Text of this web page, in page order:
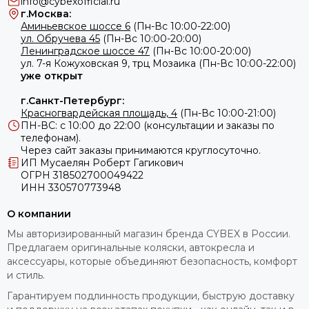
Canary Yellow - желтый
Outback Green - зеленый
Porcelaine White - белый
Twilight Blue - синий
Infinity Black - черный
Storm Grey - серый
Главная уникальность системы Cybex Lemo вместе с
модулем Baby Set заключается в концепции 3-в-1, которая
охватывает все этапы взросления ребенка. Эта философия
делает покупку стульчика долгосрочной инвестицией.
Возможности использования
мес.). Вместе с дополнительным шезлонгом стул
превращается в уютное кресло-качалку. Вы можете
находиться рядом с малышом на кухне, пока готовите,
держа его в поле зрения.
Высокий стул для кормления (в возрасте от 6 мес.
г.Москва:
Аминьевское шоссе 6 (Пн-Вс 10:00-22:00)
ул. Обручева 45 (Пн-Вс 10:00-20:00)
Ленинградское шоссе 47 (Пн-Вс 10:00-20:00)
ул. 7-я Кожуховская 9, трц Мозаика (Пн-Вс 10:00-22:00)
уже открыт
г.Санкт-Петербург:
Красногвардейская площадь, 4 (Пн-Вс 10:00-21:00)
ПН-ВС: с 10:00 до 22:00 (консультации и заказы по
телефонам).
Через сайт заказы принимаются круглосуточно.
ИП Мусаелян Роберт Гагикович
ОГРН 318502700049422
ИНН 330570773948
О компании
Мы авторизированный магазин бренда CYBEX в России.
Предлагаем оригинальные коляски, автокресла и
аксессуары, которые объединяют безопасность, комфорт
и стиль.
Гарантируем подлинность продукции, быструю доставку